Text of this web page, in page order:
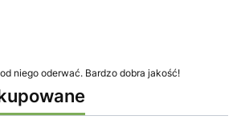
niego oderwać. Bardzo dobra jakość!